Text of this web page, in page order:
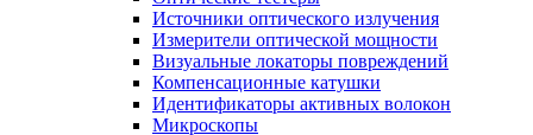
Источники оптического излучения
Измерители оптической мощности
Визуальные локаторы повреждений
Компенсационные катушки
Идентификаторы активных волокон
Микроскопы